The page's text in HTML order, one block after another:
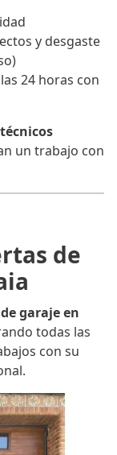
y desgaste
24 horas con
técnicos
un trabajo con
de
garaje en
todas las
con su